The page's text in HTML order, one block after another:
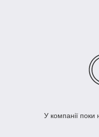
У компанії поки